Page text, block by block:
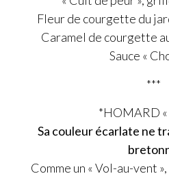
Fleur de courgette du
Caramel de courgette
Sauce «
***
*HOMARD «
Sa couleur écarlate ne
Comme un « Vol-au-vent